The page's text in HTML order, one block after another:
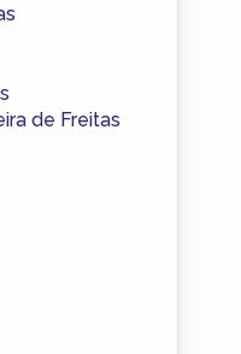
de Freitas